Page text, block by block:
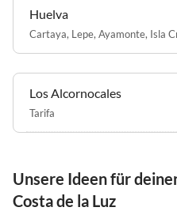
Huelva
Cartaya, Lepe, Ayamonte, Isla
Los Alcornocales
Tarifa
Unsere Ideen für
Costa de la Luz